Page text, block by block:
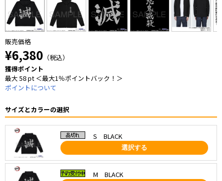
販売価格
¥6,380 （税込）
獲得ポイント
最大 58 pt ＜最大1％ポイントバック！＞
ポイントについて
サイズとカラーの選択
S BLACK
選択する
M BLACK